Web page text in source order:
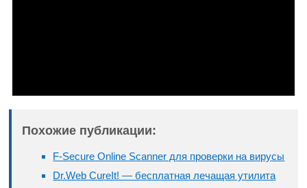
Похожие публикации:
F-Secure Online Scanner для проверки на вирусы
Dr.Web CureIt! — бесплатная лечащая утилита